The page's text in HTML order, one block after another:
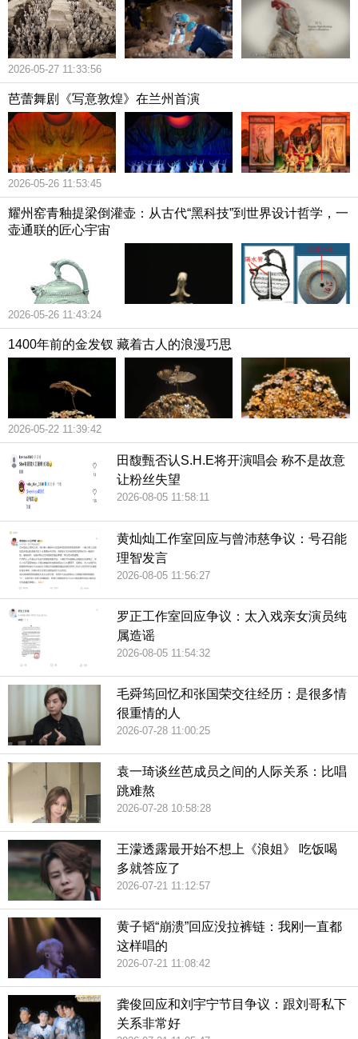
2026-05-27 11:33:56
芭蕾舞剧《写意敦煌》在兰州首演
2026-05-26 11:53:45
耀州窑青釉提梁倒灌壶：从古代“黑科技”到世界设计哲学，一
壶通联的匠心宇宙
2026-05-26 11:43:24
1400年前的金发钗 藏着古人的浪漫巧思
2026-05-22 11:39:42
田馥甄否认S.H.E将开演唱会 称不是故意
让粉丝失望
2026-08-05 11:58:11
黄灿灿工作室回应与曾沛慈争议：号召能
理智发言
2026-08-05 11:56:27
罗正工作室回应争议：太入戏亲女演员纯
属造谣
2026-08-05 11:54:32
毛舜筠回忆和张国荣交往经历：是很多情
很重情的人
2026-07-28 11:00:25
袁一琦谈丝芭成员之间的人际关系：比唱
跳难熬
2026-07-28 10:58:28
王濛透露最开始不想上《浪姐》 吃饭喝
多就答应了
2026-07-21 11:12:57
黄子韬“崩溃”回应没拉裤链：我刚一直都
这样唱的
2026-07-21 11:08:42
龚俊回应和刘宇宁节目争议：跟刘哥私下
关系非常好